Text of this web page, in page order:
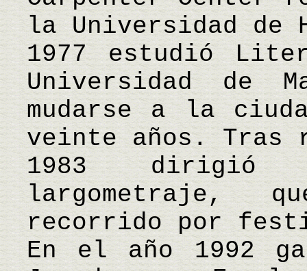
la Universidad de
1977 estudió
Universidad de
mudarse a la
veinte años. Tras
1983 dirigió
largometraje,
recorrido por
En el año 1992